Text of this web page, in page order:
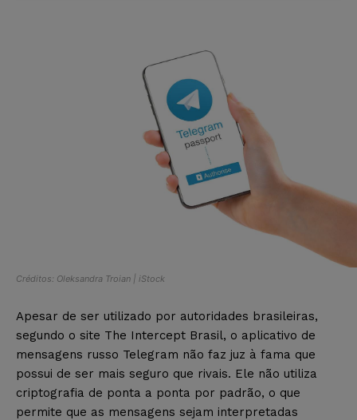
Créditos: Oleksandra Troian | iStock
Apesar de ser utilizado por autoridades brasileiras,
segundo o site The Intercept Brasil, o aplicativo de
mensagens russo Telegram não faz juz à fama que
possui de ser mais seguro que rivais. Ele não utiliza
criptografia de ponta a ponta por padrão, o que
permite que as mensagens sejam interpretadas